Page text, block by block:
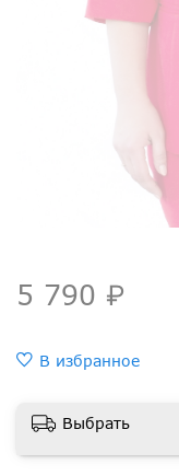
5 790 ₽
В избранное
Выбрать